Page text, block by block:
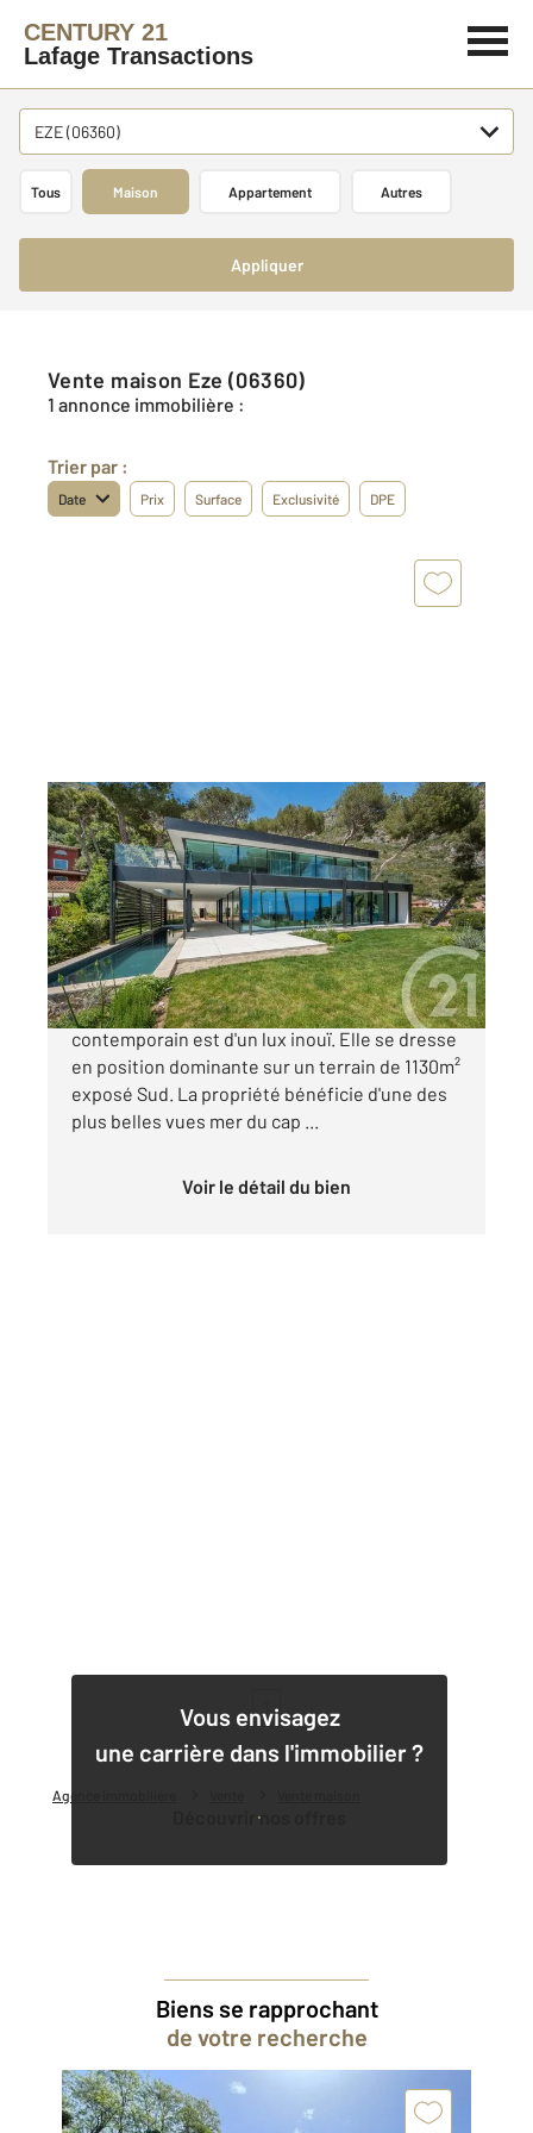
CENTURY 21
Lafage Transactions
EZE (06360)
Tous Maison Appartement Autres
Appliquer
Agence immobilière
Vente maison Eze (06360)
1 annonce immobilière :
Trier par :
Date Prix Surface Exclusivité DPE
EZE 06
360 m2, 7 pièces
Ref : 5043
Maison à vendre
9 900 000 €
Eze bord de Mer: Cette villa neuve de style
contemporain est d'un lux inouï. Elle se dresse
en position dominante sur un terrain de 1130m²
exposé Sud. La propriété bénéficie d'une des
plus belles vues mer du cap ...
Voir le détail du bien
Vous envisagez
une carrière dans l'immobilier ?
Découvrir nos offres
Biens se rapprochant
de votre recherche